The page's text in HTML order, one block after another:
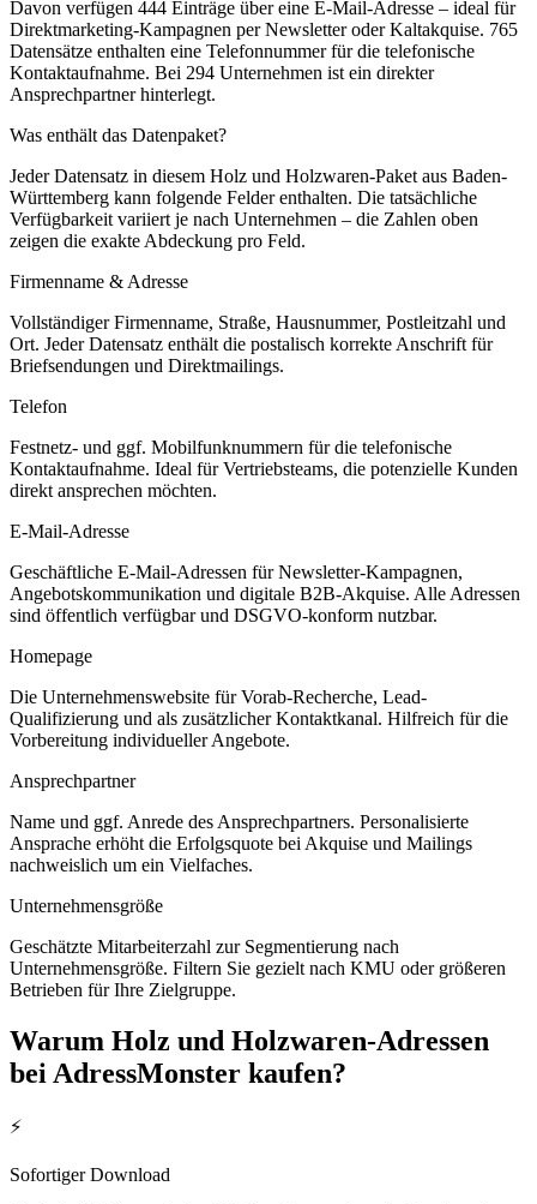
Davon verfügen 444 Einträge über eine E-Mail-Adresse – ideal für
Direktmarketing-Kampagnen per Newsletter oder Kaltakquise. 765
Datensätze enthalten eine Telefonnummer für die telefonische
Kontaktaufnahme. Bei 294 Unternehmen ist ein direkter
Ansprechpartner hinterlegt.
Was enthält das Datenpaket?
Jeder Datensatz in diesem Holz und Holzwaren-Paket aus Baden-
Württemberg kann folgende Felder enthalten. Die tatsächliche
Verfügbarkeit variiert je nach Unternehmen – die Zahlen oben
zeigen die exakte Abdeckung pro Feld.
Firmenname & Adresse
Vollständiger Firmenname, Straße, Hausnummer, Postleitzahl und
Ort. Jeder Datensatz enthält die postalisch korrekte Anschrift für
Briefsendungen und Direktmailings.
Telefon
Festnetz- und ggf. Mobilfunknummern für die telefonische
Kontaktaufnahme. Ideal für Vertriebsteams, die potenzielle Kunden
direkt ansprechen möchten.
E-Mail-Adresse
Geschäftliche E-Mail-Adressen für Newsletter-Kampagnen,
Angebotskommunikation und digitale B2B-Akquise. Alle Adressen
sind öffentlich verfügbar und DSGVO-konform nutzbar.
Homepage
Die Unternehmenswebsite für Vorab-Recherche, Lead-
Qualifizierung und als zusätzlicher Kontaktkanal. Hilfreich für die
Vorbereitung individueller Angebote.
Ansprechpartner
Name und ggf. Anrede des Ansprechpartners. Personalisierte
Ansprache erhöht die Erfolgsquote bei Akquise und Mailings
nachweislich um ein Vielfaches.
Unternehmensgröße
Geschätzte Mitarbeiterzahl zur Segmentierung nach
Unternehmensgröße. Filtern Sie gezielt nach KMU oder größeren
Betrieben für Ihre Zielgruppe.
Warum Holz und Holzwaren-Adressen
bei AdressMonster kaufen?
⚡
Sofortiger Download